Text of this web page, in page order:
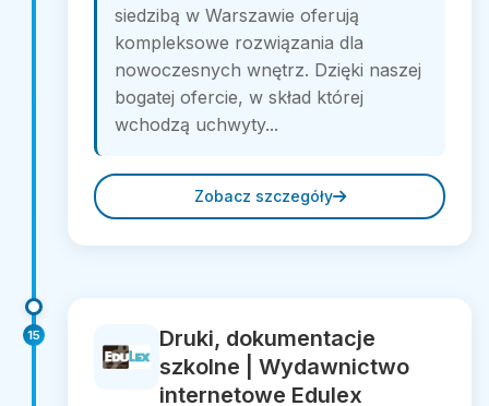
siedzibą w Warszawie oferują
kompleksowe rozwiązania dla
nowoczesnych wnętrz. Dzięki naszej
bogatej ofercie, w skład której
wchodzą uchwyty...
Zobacz szczegóły
15
Druki, dokumentacje
szkolne | Wydawnictwo
internetowe Edulex